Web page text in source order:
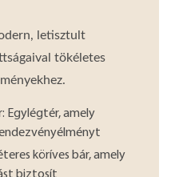
letisztult
tökéletes
Egylégtér, amely
köríves bár, amely
biztosít